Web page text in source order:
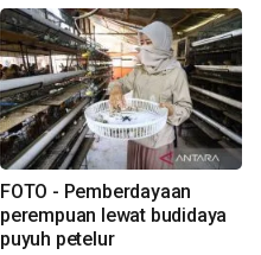
FOTO - Pemberdayaan
perempuan lewat budidaya
puyuh petelur